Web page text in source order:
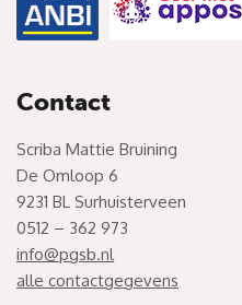
Contact
Scriba Mattie Bruining
De Omloop 6
9231 BL Surhuisterveen
0512 – 362 973
info@pgsb.nl
alle contactgegevens